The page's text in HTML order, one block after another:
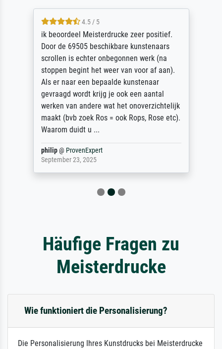
4.5 / 5
ik beoordeel Meisterdrucke zeer positief.
Door de 69505 beschikbare kunstenaars
scrollen is echter onbegonnen werk (na
stoppen begint het weer van voor af aan).
Als er naar een bepaalde kunstenaar
gevraagd wordt krijg je ook een aantal
werken van andere wat het onoverzichtelijk
maakt (bvb zoek Ros = ook Rops, Rose etc).
Waarom duidt u ...
philip@ ProvenExpert
September 23, 2025
Häufige Fragen zu
Meisterdrucke
Wie funktioniert die Personalisierung?
Die Personalisierung Ihres Kunstdrucks bei Meisterdrucke